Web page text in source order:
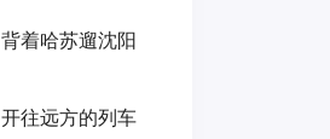
背着哈苏遛沈阳
开往远方的列车